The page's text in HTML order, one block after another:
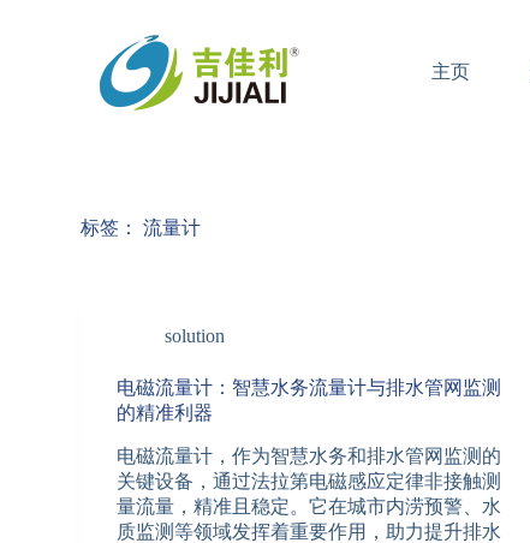
主页
标签： 流量计
solution
电磁流量计：智慧水务流量计与排水管网监测
的精准利器
电磁流量计，作为智慧水务和排水管网监测的
关键设备，通过法拉第电磁感应定律非接触测
量流量，精准且稳定。它在城市内涝预警、水
质监测等领域发挥着重要作用，助力提升排水